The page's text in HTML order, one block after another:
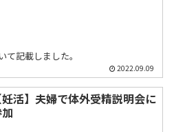
記載しました。
2022.09.09
妊活】夫婦で体外受精説明会に